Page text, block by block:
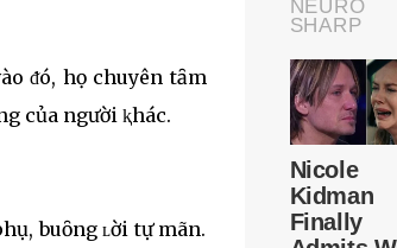
ᵭó, họ chuyên tȃm
của người ⱪhác.
buȏng ʟời tự mãn.